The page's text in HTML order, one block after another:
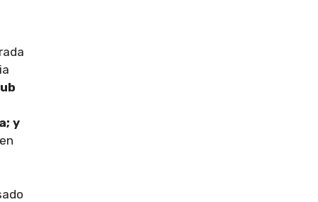
y
en